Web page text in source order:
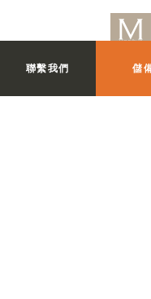
聯繫我們 儲